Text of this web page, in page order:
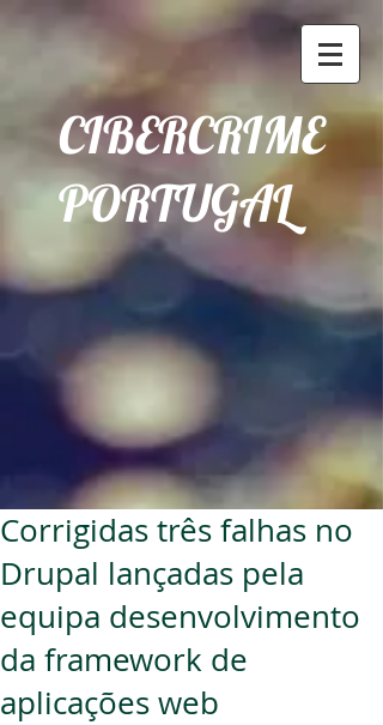
CIBERCRIME
PORTUGAL
Corrigidas três falhas no
Drupal lançadas pela
equipa desenvolvimento
da framework de
aplicações web